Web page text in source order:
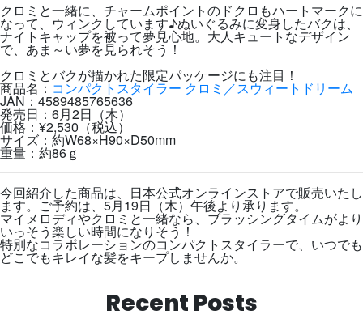
クロミと一緒に、チャームポイントのドクロもハートマークに
なって、ウィンクしています♪ぬいぐるみに変身したバクは、
ナイトキャップを被って夢見心地。大人キュートなデザイン
で、あま～い夢を見られそう！
クロミとバクが描かれた限定パッケージにも注目！
商品名： コンパクトスタイラー クロミ／スウィートドリーム
JAN：4589485765636
発売日：6月2日（木）
価格：¥2,530（税込）
サイズ：約W68×H90×D50mm
重量：約86ｇ
今回紹介した商品は、日本公式オンラインストアで販売いたし
ます。ご予約は、5月19日（木）午後より承ります。
マイメロディやクロミと一緒なら、ブラッシングタイムがより
いっそう楽しい時間になりそう！
特別なコラボレーションのコンパクトスタイラーで、いつでも
どこでもキレイな髪をキープしませんか。
Recent Posts